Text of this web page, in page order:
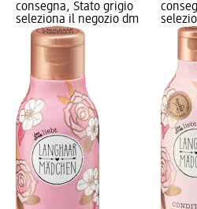
consegna, Stato grigio
seleziona il negozio dm